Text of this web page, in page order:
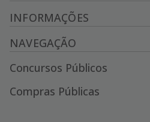
INFORMAÇÕES
NAVEGAÇÃO
Concursos Públicos
Compras Públicas